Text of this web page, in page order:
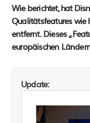
Wie berichtet, hat
Qualitätsfeatures wie
entfernt. Dieses
europäischen
Update: